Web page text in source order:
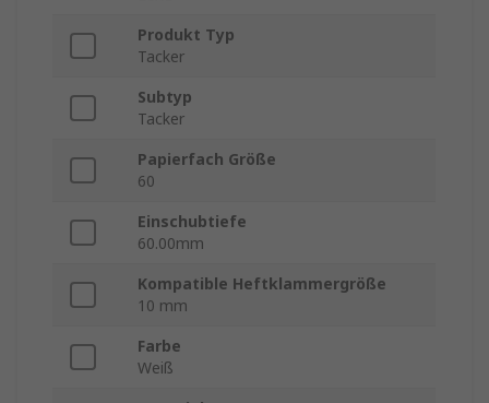
Produkt Typ
Tacker
Subtyp
Tacker
Papierfach Größe
60
Einschubtiefe
60.00mm
Kompatible Heftklammergröße
10 mm
Farbe
Weiß